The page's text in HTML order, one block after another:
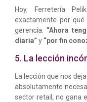
Hoy, Ferretería
exactamente por
gerencia: “Ahora
diaria” y “por fin
5. La lección
La lección que nos
absolutamente
sector retail, no gana